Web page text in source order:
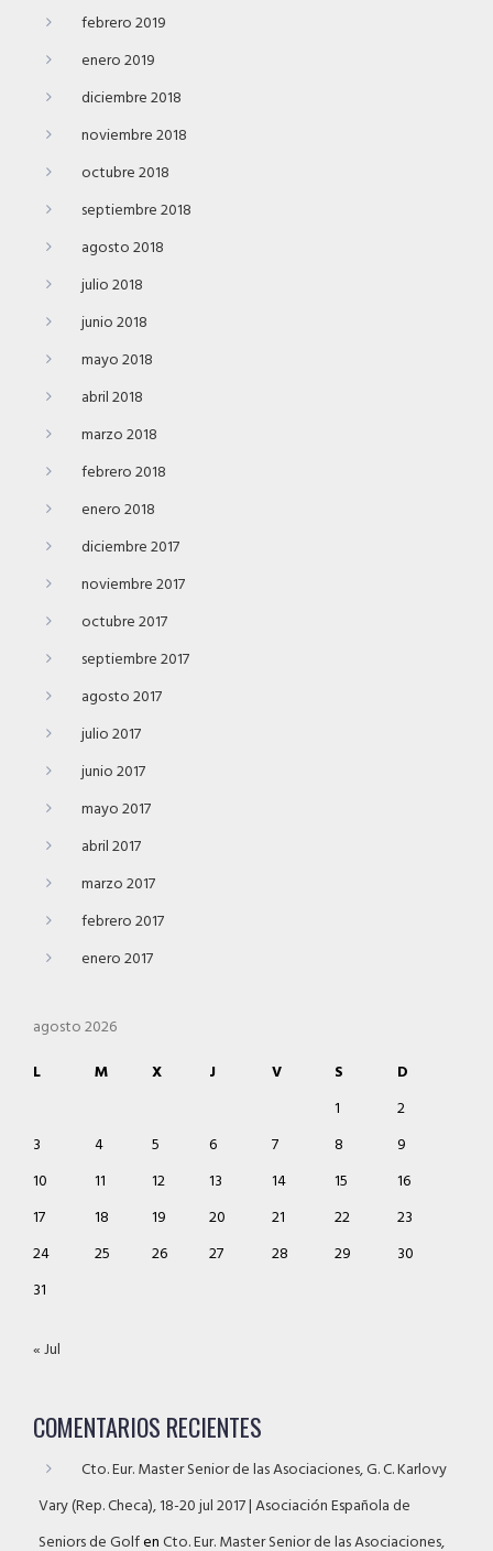
febrero 2019
enero 2019
diciembre 2018
noviembre 2018
octubre 2018
septiembre 2018
agosto 2018
julio 2018
junio 2018
mayo 2018
abril 2018
marzo 2018
febrero 2018
enero 2018
diciembre 2017
noviembre 2017
octubre 2017
septiembre 2017
agosto 2017
julio 2017
junio 2017
mayo 2017
abril 2017
marzo 2017
febrero 2017
enero 2017
agosto 2026
L
M X J V S
D
1
2
3
4 5 6 7 8
9
10
11 12 13 14 15
16
17
18 19 20 21 22
23
24
25 26 27 28 29
30
31
« Jul
COMENTARIOS RECIENTES
Cto. Eur. Master Senior de las Asociaciones, G. C. Karlovy
Vary (Rep. Checa), 18-20 jul 2017 | Asociación Española de
Seniors de GolfenCto. Eur. Master Senior de las Asociaciones,